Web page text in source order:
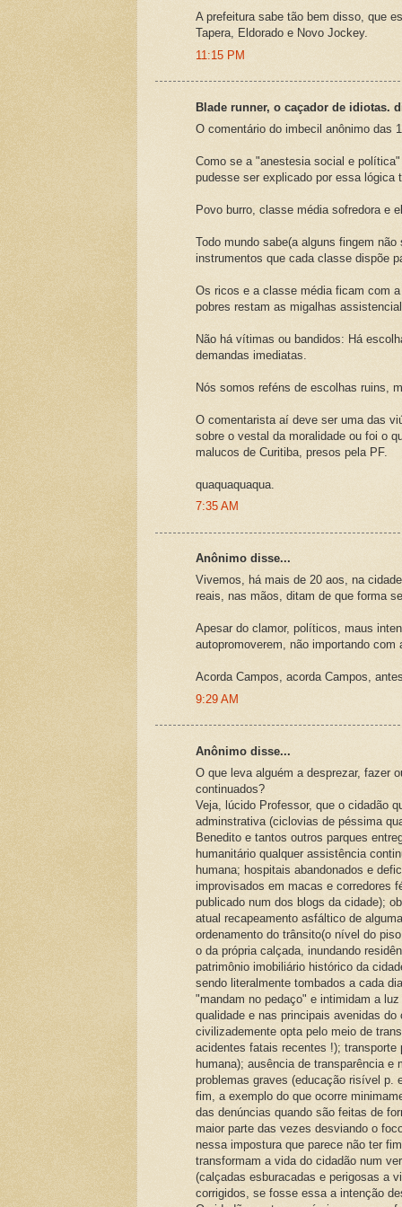
A prefeitura sabe tão bem disso, que
Tapera, Eldorado e Novo Jockey.
11:15 PM
Blade runner, o caçador de idiotas.
O comentário do imbecil anônimo das
Como se a "anestesia social e
pudesse ser explicado por essa lógica
Povo burro, classe média sofredora e
Todo mundo sabe(a alguns fingem
instrumentos que cada classe dispõe
Os ricos e a classe média ficam com
pobres restam as migalhas
Não há vítimas ou bandidos: Há
demandas imediatas.
Nós somos reféns de escolhas ruins,
O comentarista aí deve ser uma das
sobre o vestal da moralidade ou foi o
malucos de Curitiba, presos pela PF.
quaquaquaqua.
7:35 AM
Anônimo disse...
Vivemos, há mais de 20 aos, na
reais, nas mãos, ditam de que forma
Apesar do clamor, políticos, maus
autopromoverem, não importando
Acorda Campos, acorda Campos,
9:29 AM
Anônimo disse...
O que leva alguém a desprezar, fazer
continuados?
Veja, lúcido Professor, que o cidadão
adminstrativa (ciclovias de péssima
Benedito e tantos outros parques
humanitário qualquer assistência
humana; hospitais abandonados e
improvisados em macas e corredores
publicado num dos blogs da cidade);
atual recapeamento asfáltico de
ordenamento do trânsito(o nível do
o da própria calçada, inundando
patrimônio imobiliário histórico da
sendo literalmente tombados a cada
"mandam no pedaço" e intimidam a
qualidade e nas principais avenidas
civilizademente opta pelo meio de
acidentes fatais recentes !);
humana); ausência de transparência
problemas graves (educação risível p.
fim, a exemplo do que ocorre
das denúncias quando são feitas de
maior parte das vezes desviando o
nessa impostura que parece não ter
transformam a vida do cidadão num
(calçadas esburacadas e perigosas a
corrigidos, se fosse essa a intenção